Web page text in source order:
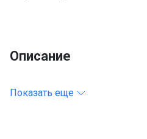
Описание
Показать еще